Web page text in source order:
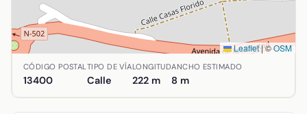
Leaflet |©OSM
Ubicación de Plaza de Escosura en Almadén, Ciudad
CÓDIGO POSTAL
13400
TIPO DE VÍA
Calle
LONGITUD
222 m
ANCHO ESTIMADO
8 m